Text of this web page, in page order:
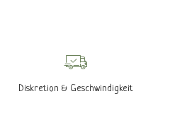
Diskretion & Geschwindigkeit